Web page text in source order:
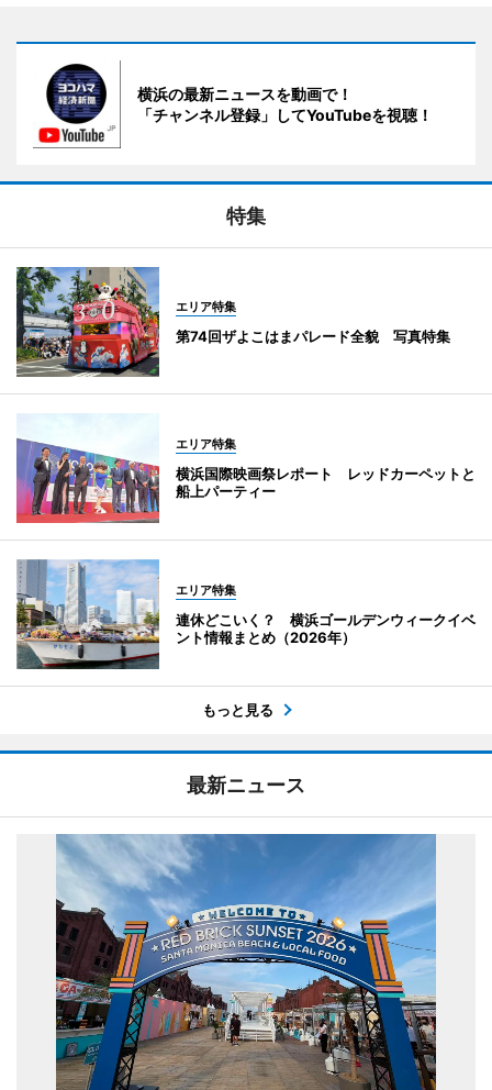
横浜の最新ニュースを動画で！
「チャンネル登録」してYouTubeを視聴！
特集
エリア特集
第74回ザよこはまパレード全貌 写真特集
エリア特集
横浜国際映画祭レポート レッドカーペットと
船上パーティー
エリア特集
連休どこいく？ 横浜ゴールデンウィークイベ
ント情報まとめ（2026年）
もっと見る
最新ニュース